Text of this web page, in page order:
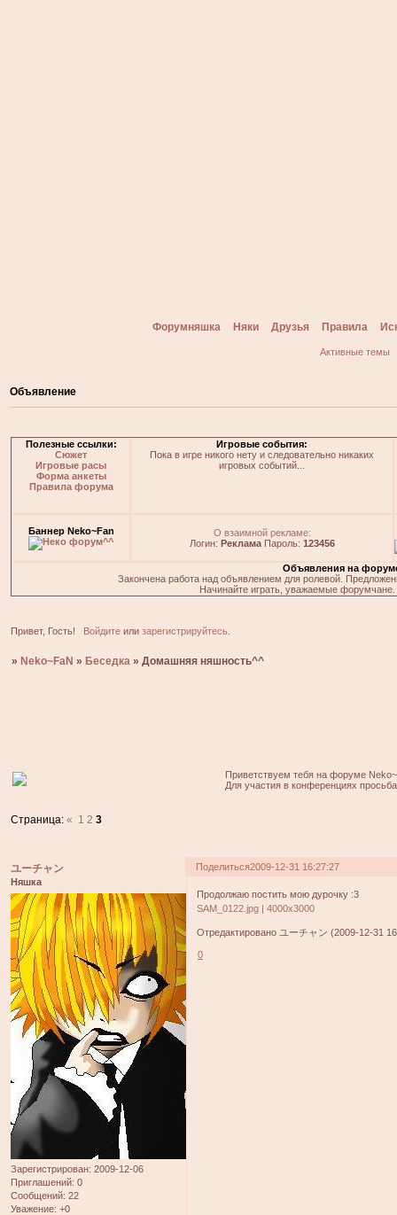
Форумняшка Няки Друзья Правила
Активные темы
Объявление
Полезные ссылки:
Сюжет
Игровые расы
Форма анкеты
Правила форума
Игровые события:
Пока в игре никого нету и следовательно никаких
игровых событий...
Баннер Neko~Fan
О взаимной рекламе:
Логин: РекламаПароль: 123456
Объявления на
Закончена работа над объявлением для ролевой.
Начинайте играть, уважаемые
Привет, Гость! Войдитеили зарегистрируйтесь.
» Neko~FaN » Беседка »Домашняя няшность^^
Приветствуем тебя на форуме
Для участия в конференциях
Страница:« 1 2 3
Поделиться2009-12-31 16:27:27
ユーチャン
Няшка
Зарегистрирован: 2009-12-06
Приглашений: 0
Сообщений: 22
Уважение: +0
Продолжаю постить мою дурочку :3
SAM_0122.jpg | 4000x3000
Отредактировано ユーチャン (2009-12-31
0